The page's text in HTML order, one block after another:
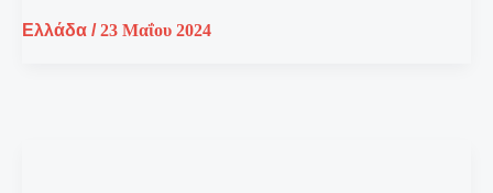
Ελλάδα /23 Μαΐου 2024